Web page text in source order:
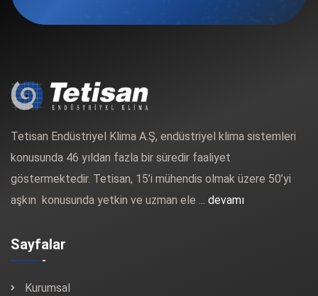
Tetisan Endüstriyel Klima A.Ş, endüstriyel klima sistemleri
konusunda 46 yıldan fazla bir süredir faaliyet
göstermektedir. Tetisan, 15’i mühendis olmak üzere 50’yi
aşkın konusunda yetkin ve uzman ele ... devamı
Sayfalar
Kurumsal